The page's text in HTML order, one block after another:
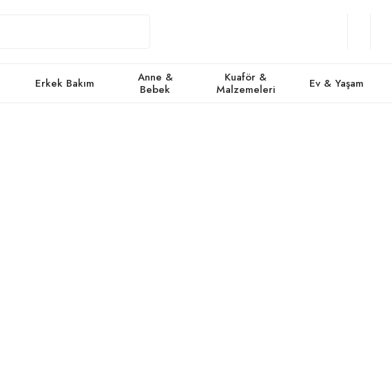
Erkek Bakım
Anne &
Bebek
Kuaför &
Malzemeleri
Ev & Yaşam